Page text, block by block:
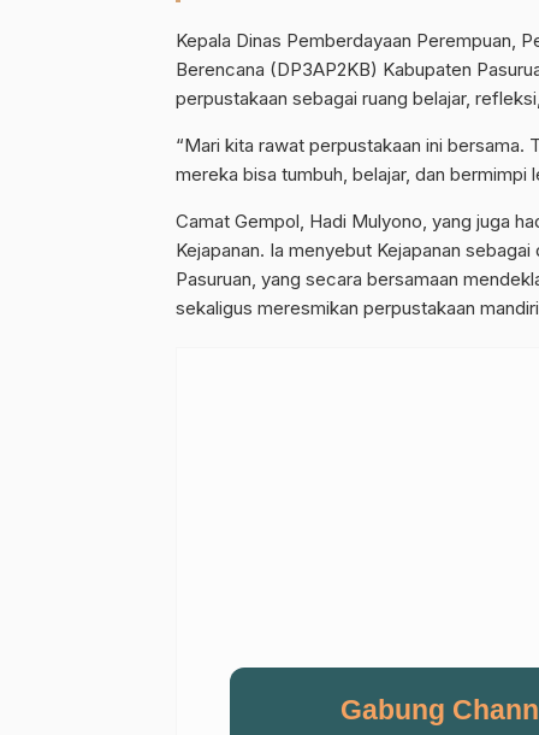
Kepala Dinas Pemberdayaan Perempuan,
Berencana (DP3AP2KB) Kabupaten
perpustakaan sebagai ruang belajar,
“Mari kita rawat perpustakaan ini bersama.
mereka bisa tumbuh, belajar, dan bermimpi
Camat Gempol, Hadi Mulyono, yang juga
Kejapanan. Ia menyebut Kejapanan
Pasuruan, yang secara bersamaan
sekaligus meresmikan perpustakaan
Gabung